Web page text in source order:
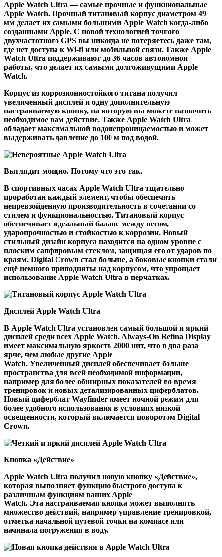
Apple Watch Ultra — самые прочные и функциональные
Apple Watch. Прочный титановый корпус диаметром 49
мм делает их самыми большими Apple Watch когда-либо
созданными Apple. С новой технологией точного
двухчастотного GPS вы никогда не потеряетесь даже там,
где нет доступа к Wi-fi или мобильной связи. Также Apple
Watch Ultra поддерживают до 36 часов автономной
работы, что делает их самыми долгоживущими Apple
Watch.
Корпус из коррозионностойкого титана получил
увеличенный дисплей и одну дополнительную
настраиваемую кнопку, на которую вы можете назначить
необходимое вам действие. Также Apple Watch Ultra
обладает максимальной водонепроницаемостью и может
выдерживать давление до 100 м под водой.
Выглядит мощно. Потому что это так.
В спортивных часах Apple Watch Ultra тщательно
проработан каждый элемент, чтобы обеспечить
непревзойденную производительность в сочетании со
стилем и функциональностью. Титановый корпус
обеспечивает идеальный баланс между весом,
ударопрочностью и стойкостью к коррозии. Новый
стильный дизайн корпуса находится на одном уровне с
плоским сапфировым стеклом, защищая его от ударов по
краям. Digital Crown стал больше, а боковые кнопки стали
ещё немного приподняты над корпусом, что упрощает
использование Apple Watch Ultra в перчатках.
Дисплей Apple Watch Ultra
В Apple Watch Ultra установлен самый большой и яркий
дисплей среди всех Apple Watch. Always-On Retina Display
имеет максимальную яркость 2000 нит, что в два раза
ярче, чем любые другие Apple
Watch. Увеличенный дисплей обеспечивает больше
пространства для всей необходимой информации,
например для более обширных показателей во время
тренировок и новых детализированных циферблатов.
Новый циферблат Wayfinder имеет ночной режим для
более удобного использования в условиях низкой
освещенности, который включается поворотом Digital
Crown.
Кнопка «Действие»
Apple Watch Ultra получил новую кнопку «Действие»,
которая выполняет функцию быстрого доступа к
различным функциям ваших Apple
Watch. Эта настраиваемая кнопка может выполнять
множество действий, например управление тренировкой,
отметка начальной путевой точки на компасе или
начинала погружения в воду.